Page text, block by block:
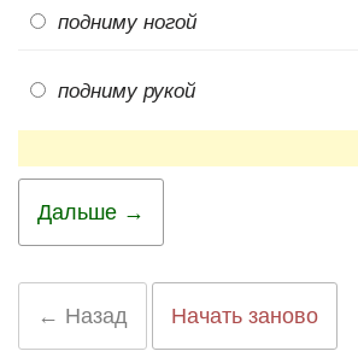
подниму ногой
подниму рукой
Дальше →
← Назад Начать заново